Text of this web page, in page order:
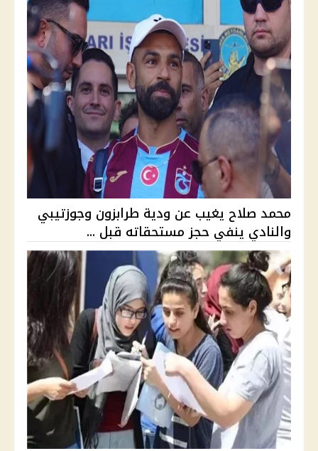
محمد صلاح يغيب عن ودية طرابزون وجوزتيبي
والنادي ينفي حجز مستحقاته قبل ...